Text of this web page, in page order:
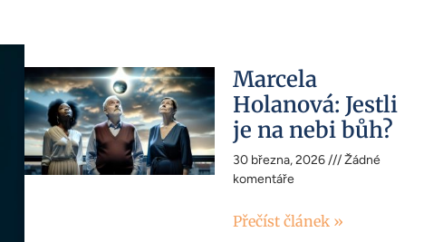
Marcela
Holanová: Jestli
je na nebi bůh?
30 března, 2026
Žádné
komentáře
Přečíst článek »